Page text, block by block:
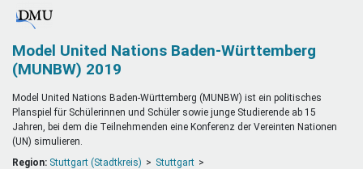
Model United Nations Baden-Württemberg
(MUNBW) 2019
Model United Nations Baden-Württemberg (MUNBW) ist ein politisches
Planspiel für Schülerinnen und Schüler sowie junge Studierende ab 15
Jahren, bei dem die Teilnehmenden eine Konferenz der Vereinten Nationen
(UN) simulieren.
Region: Stuttgart (Stadtkreis)
Stuttgart